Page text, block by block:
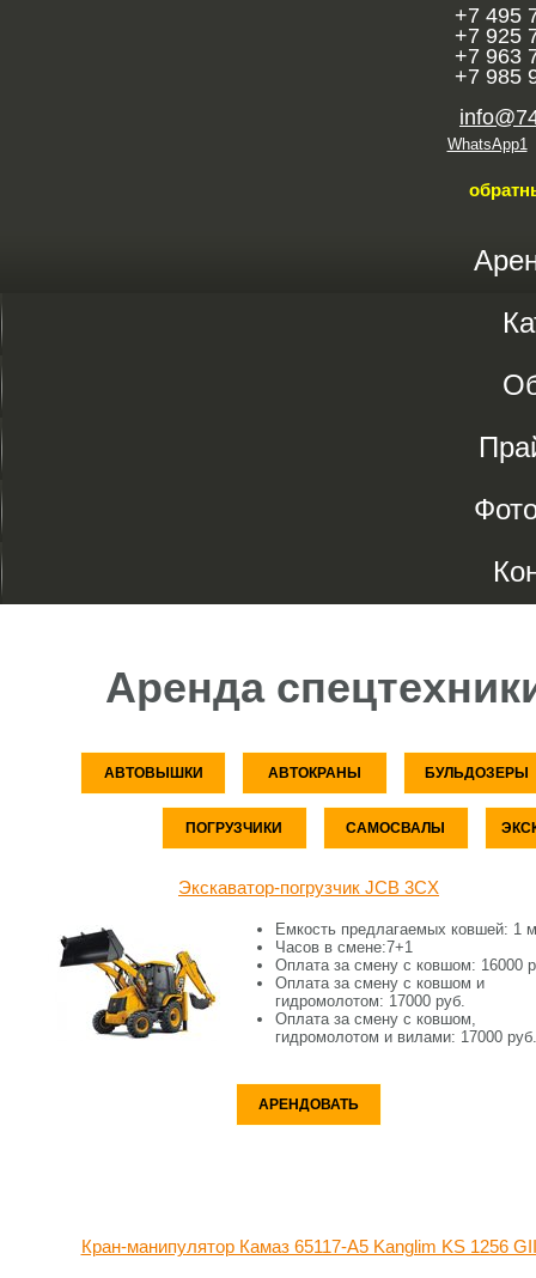
+7 495
+7 925
+7 963
+7 985
WhatsApp1
Аренда
АВТОВЫШКИ АВТОКРАНЫ БУЛЬДОЗЕРЫ
ПОГРУЗЧИКИ САМОСВАЛЫ
Экскаватор-погрузчик JCB 3CX
Емкость предлагаемых ковшей: 1
Часов в смене:7+1
Оплата за смену c ковшом: 16000
Оплата за смену c ковшом и
гидромолотом: 17000 руб.
Оплата за смену c ковшом,
гидромолотом и вилами: 17000 руб.
АРЕНДОВАТЬ
Кран-манипулятор Камаз 65117-A5 Kanglim KS 1256 GII